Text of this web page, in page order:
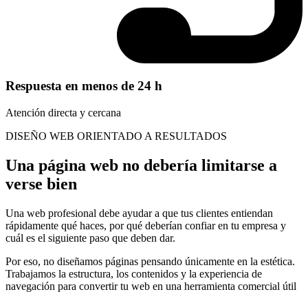
Respuesta en menos de 24 h
Atención directa y cercana
DISEÑO WEB ORIENTADO A RESULTADOS
Una página web no debería limitarse a
verse bien
Una web profesional debe ayudar a que tus clientes entiendan
rápidamente qué haces, por qué deberían confiar en tu empresa y
cuál es el siguiente paso que deben dar.
Por eso, no diseñamos páginas pensando únicamente en la estética.
Trabajamos la estructura, los contenidos y la experiencia de
navegación para convertir tu web en una herramienta comercial útil